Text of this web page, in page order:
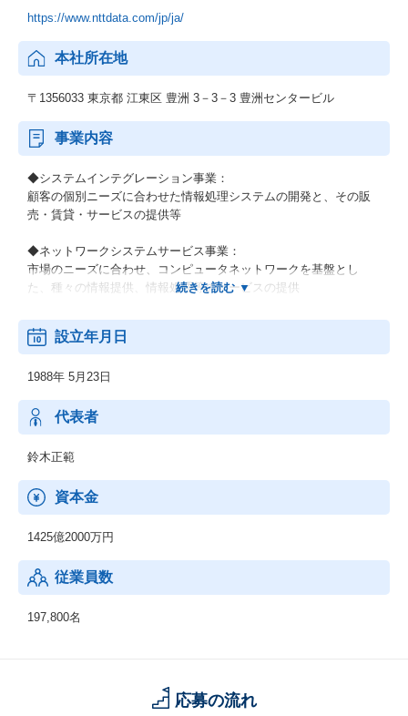
https://www.nttdata.com/jp/ja/
本社所在地
〒1356033 東京都 江東区 豊洲 3－3－3 豊洲センタービル
事業内容
◆システムインテグレーション事業：
顧客の個別ニーズに合わせた情報処理システムの開発と、その販
売・賃貸・サービスの提供等
◆ネットワークシステムサービス事業：
市場のニーズに合わせ、コンピュータネットワークを基盤とし
た、種々の情報提供、情報処理等のサービスの提供
◆その他の事業：
顧客の経営上の問題点に係わる調査・分析、情報処理システムの
設立年月日
1988年 5月23日
代表者
鈴木正範
資本金
1425億2000万円
従業員数
197,800名
応募の流れ